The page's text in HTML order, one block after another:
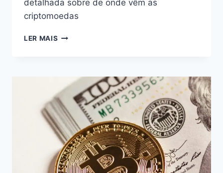
detalhada sobre de onde vêm as
criptomoedas
LER MAIS DE
CRIPTOMOEDAS